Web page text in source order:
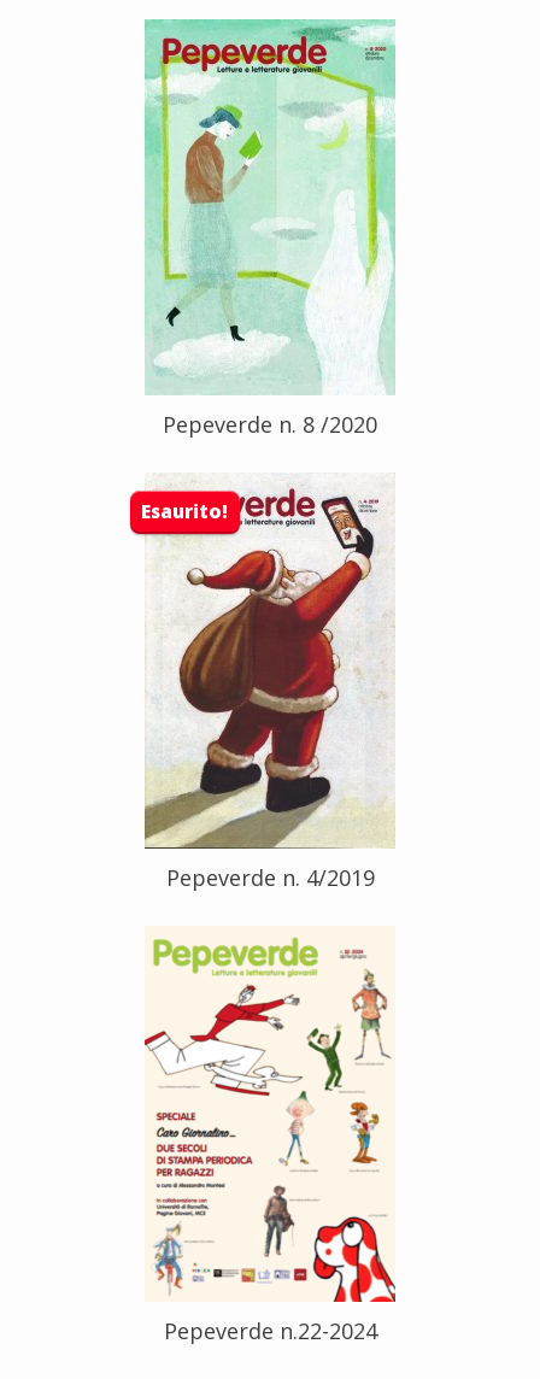
Pepeverde n. 8 /2020
Esaurito!
Pepeverde n. 4/2019
Pepeverde n.22-2024